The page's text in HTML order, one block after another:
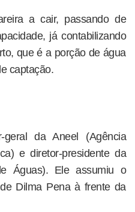
a cair, passando de
já contabilizando
que é a porção de água
captação.
geral da Aneel (Agência
e diretor-presidente da
Águas). Ele assumiu o
Dilma Pena à frente da